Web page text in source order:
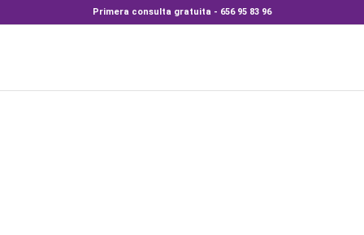
Primera consulta gratuita - 656 95 83 96